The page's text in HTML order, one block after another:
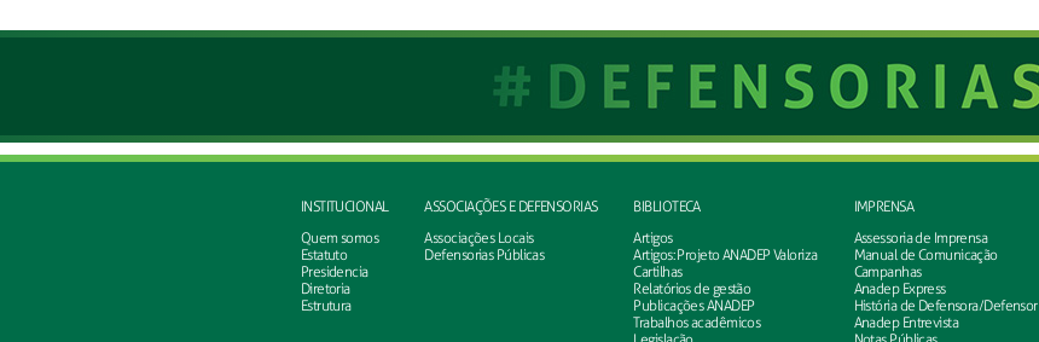
INSTITUCIONAL
Quem somos
Estatuto
Presidencia
Diretoria
Estrutura
ASSOCIAÇÕES E DEFENSORIAS
Associações Locais
Defensorias Públicas
BIBLIOTECA
Artigos
Artigos: Projeto ANADEP Valoriza
Cartilhas
Relatórios de gestão
Publicações ANADEP
Trabalhos acadêmicos
IMPRENSA
Assessoria de Imprensa
Manual de Comunicação
Campanhas
Anadep Express
História de Defensora/Defensor
Anadep Entrevista